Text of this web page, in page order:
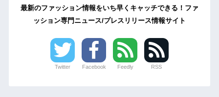
最新のファッション情報をいち早くキャッチできる！ファ
ッション専門ニュース/プレスリリース情報サイト
Twitter Facebook Feedly RSS